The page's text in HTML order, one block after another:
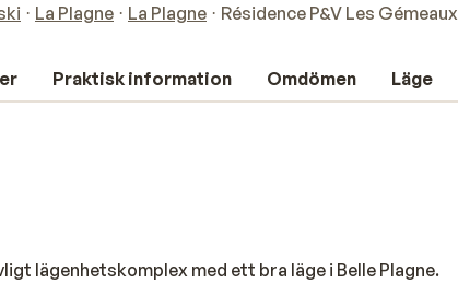
La Plagne La Plagne Résidence P&V Les Gémeaux
Praktisk information Omdömen Läge
lägenhetskomplex med ett bra läge i Belle Plagne.